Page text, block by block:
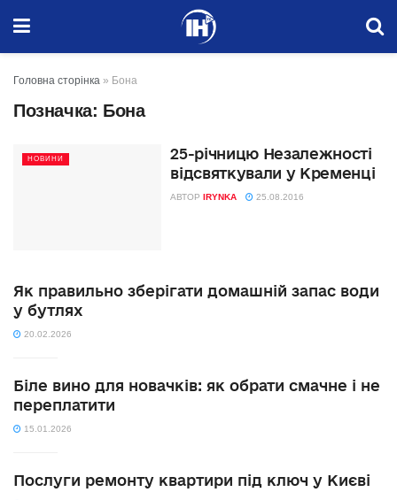
Головна сторінка » Бона
Позначка: Бона
НОВИНИ
25-річницю Незалежності
відсвяткували у Кременці
АВТОР IRYNKA 25.08.2016
Як правильно зберігати домашній запас води
у бутлях
20.02.2026
Біле вино для новачків: як обрати смачне і не
переплатити
15.01.2026
Послуги ремонту квартири під ключ у Києві